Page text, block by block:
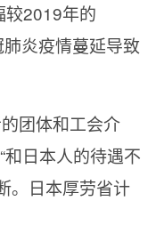
较2019年的
炎疫情蔓延导致
团体和工会介
和日本人的待遇不
。日本厚劳省计